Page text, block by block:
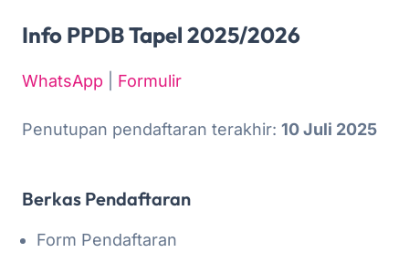
Info PPDB Tapel 2025/2026
WhatsApp Formulir
Penutupan pendaftaran terakhir: 10 Juli 2025
Berkas Pendaftaran
Form Pendaftaran